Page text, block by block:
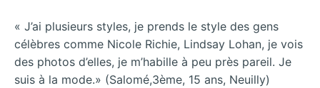
« J’ai plusieurs styles, je prends le style des gens
célèbres comme Nicole Richie, Lindsay Lohan, je vois
des photos d’elles, je m’habille à peu près pareil. Je
suis à la mode.» (Salomé,3ème, 15 ans, Neuilly)